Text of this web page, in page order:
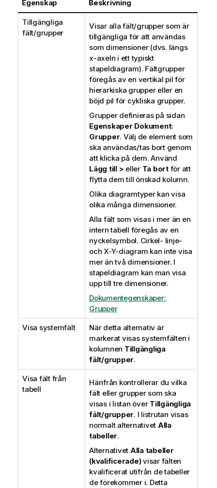
Egenskap Beskrivning
Tillgängliga
fält/grupper
Visar alla fält/grupper som är
tillgängliga för att användas
som dimensioner (dvs. längs
x-axeln i ett typiskt
stapeldiagram). Fältgrupper
föregås av en vertikal pil för
hierarkiska grupper eller en
böjd pil för cykliska grupper.
Grupper definieras på sidan
Egenskaper Dokument:
Grupper. Välj de element som
ska användas/tas bort genom
att klicka på dem. Använd
Lägg till > eller Ta bortför att
flytta dem till önskad kolumn.
Olika diagramtyper kan visa
olika många dimensioner.
Alla fält som visas i mer än en
intern tabell föregås av en
nyckelsymbol. Cirkel- linje-
och X-Y-diagram kan inte visa
mer än två dimensioner. I
stapeldiagram kan man visa
upp till tre dimensioner.
Dokumentegenskaper:
Grupper
Visa systemfält
När detta alternativ är
markerat visas systemfälten i
kolumnen Tillgängliga
fält/grupper.
Visa fält från
tabell
Härifrån kontrollerar du vilka
fält eller grupper som ska
visas i listan över Tillgängliga
fält/grupper. I listrutan visas
normalt alternativet Alla
tabeller.
Alternativet Alla tabeller
(kvalificerade)visar fälten
kvalificerat utifrån de tabeller
de förekommer i. Detta